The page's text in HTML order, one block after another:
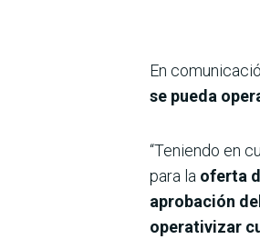
En
se pueda
“Teniendo en
para la oferta
aprobación
operativizar